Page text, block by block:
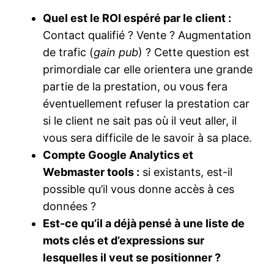
Quel est le ROI espéré par le client :
Contact qualifié ? Vente ? Augmentation
de trafic (gain pub) ? Cette question est
primordiale car elle orientera une grande
partie de la prestation, ou vous fera
éventuellement refuser la prestation car
si le client ne sait pas où il veut aller, il
vous sera difficile de le savoir à sa place.
Compte Google Analytics et
Webmaster tools : si existants, est-il
possible qu’il vous donne accès à ces
données ?
Est-ce qu’il a déjà pensé à une liste de
mots clés et d’expressions sur
lesquelles il veut se positionner ?